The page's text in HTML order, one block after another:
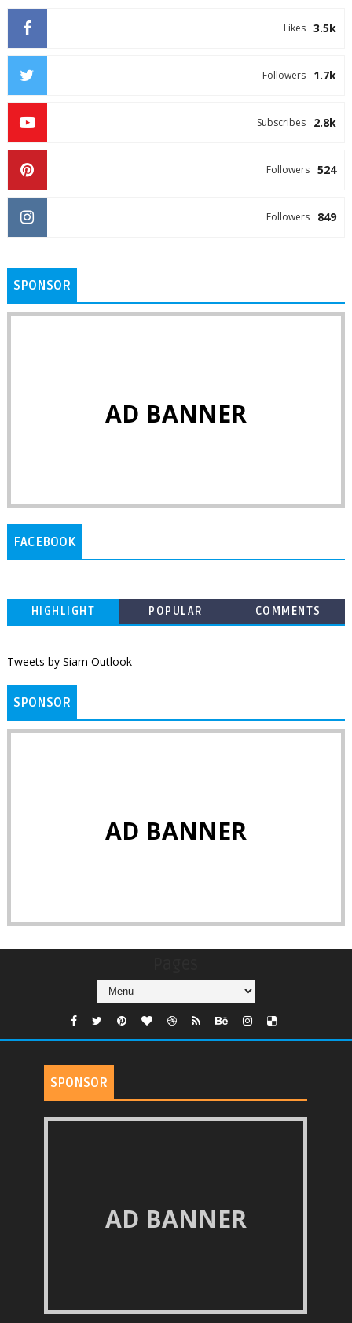
3.5k
Likes
1.7k
Followers
2.8k
Subscribes
524
Followers
849
Followers
SPONSOR
AD BANNER
FACEBOOK
HIGHLIGHT POPULAR COMMENTS
Tweets by Siam Outlook
SPONSOR
AD BANNER
SPONSOR
AD BANNER